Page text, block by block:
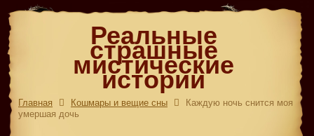
Реальные
страшные
мистические
истории
Главная Кошмары и вещие сны
Каждую ночь снится моя
умершая дочь